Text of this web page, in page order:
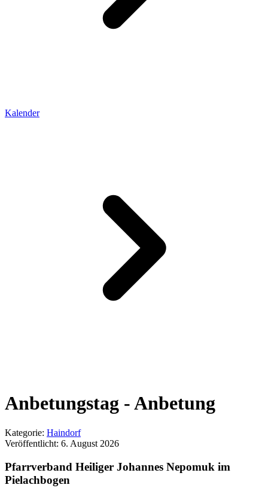
Kalender
Anbetungstag - Anbetung
Kategorie: Haindorf
Veröffentlicht: 6. August 2026
Pfarrverband Heiliger Johannes Nepomuk im
Pielachbogen